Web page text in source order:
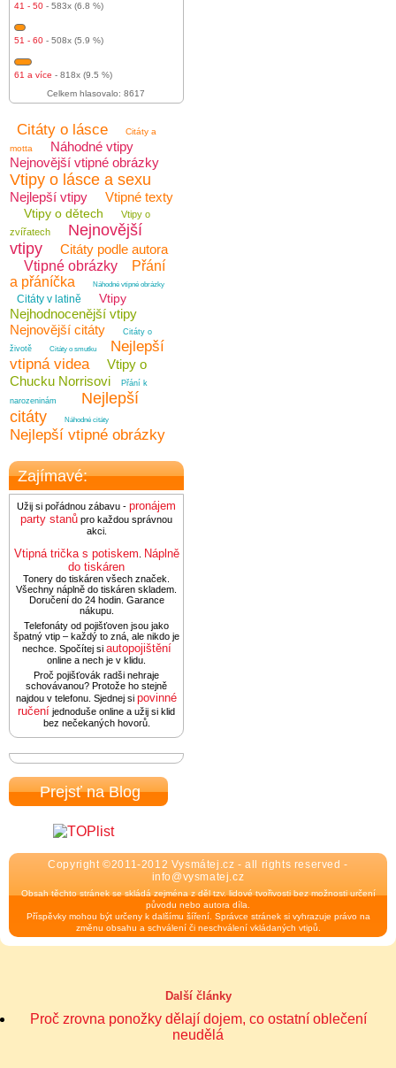
41 - 50 - 583x (6.8 %)
51 - 60 - 508x (5.9 %)
61 a více - 818x (9.5 %)
Celkem hlasovalo: 8617
Citáty o lásce
Citáty a
motta
Náhodné vtipy
Nejnovější vtipné obrázky
Vtipy o lásce a sexu
Nejlepší vtipy Vtipné texty
Vtipy o dětech
Vtipy o
zvířatech
Nejnovější
vtipy
Citáty podle autora
Vtipné obrázky
Přání
a přáníčka
Náhodné vtipné obrázky
Citáty v latině Vtipy
Nejhodnocenější vtipy
Nejnovější citáty
Citáty o
životě
Citáty o smutku
Nejlepší
vtipná videa
Vtipy o
Chucku Norrisovi
Přání k
narozeninám
Nejlepší
citáty
Náhodné citáty
Nejlepší vtipné obrázky
Zajímavé:
Užij si pořádnou zábavu - pronájem
party stanů pro každou správnou
akci.
Vtipná trička s potiskem Náplně
do tiskáren
Tonery do tiskáren všech značek.
Všechny náplně do tiskáren skladem.
Doručení do 24 hodin. Garance
nákupu.
Telefonáty od pojišťoven jsou jako
špatný vtip – každý to zná, ale nikdo je
nechce. Spočítej si autopojištění
online a nech je v klidu.
Proč pojišťovák radši nehraje
schovávanou? Protože ho stejně
najdou v telefonu. Sjednej si povinné
ručení jednoduše online a užij si klid
bez nečekaných hovorů.
Prejsť na Blog
Copyright ©2011-2012 Vysmátej.cz - all rights reserved -
info@vysmatej.cz
Obsah těchto stránek se skládá zejména z děl tzv. lidové tvořivosti bez možnosti určení
původu nebo autora díla.
Příspěvky mohou být určeny k dalšímu šíření. Správce stránek si vyhrazuje právo na
změnu obsahu a schválení či neschválení vkládaných vtipů.
Další články
Proč zrovna ponožky dělají dojem, co ostatní oblečení
neudělá